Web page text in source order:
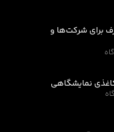
برای شرکت‌ها و
نمایشگاهی